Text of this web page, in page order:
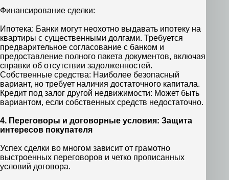
Финансирование сделки:
Ипотека: Банки могут неохотно выдавать ипотеку на
квартиры с существенными долгами. Требуется
предварительное согласование с банком и
предоставление полного пакета документов, включая
справки об отсутствии задолженностей.
Собственные средства: Наиболее безопасный
вариант, но требует наличия достаточного капитала.
Кредит под залог другой недвижимости: Может быть
вариантом, если собственных средств недостаточно.
4. Переговоры и договорные условия: Защита
интересов покупателя
Успех сделки во многом зависит от грамотно
выстроенных переговоров и четко прописанных
условий договора.